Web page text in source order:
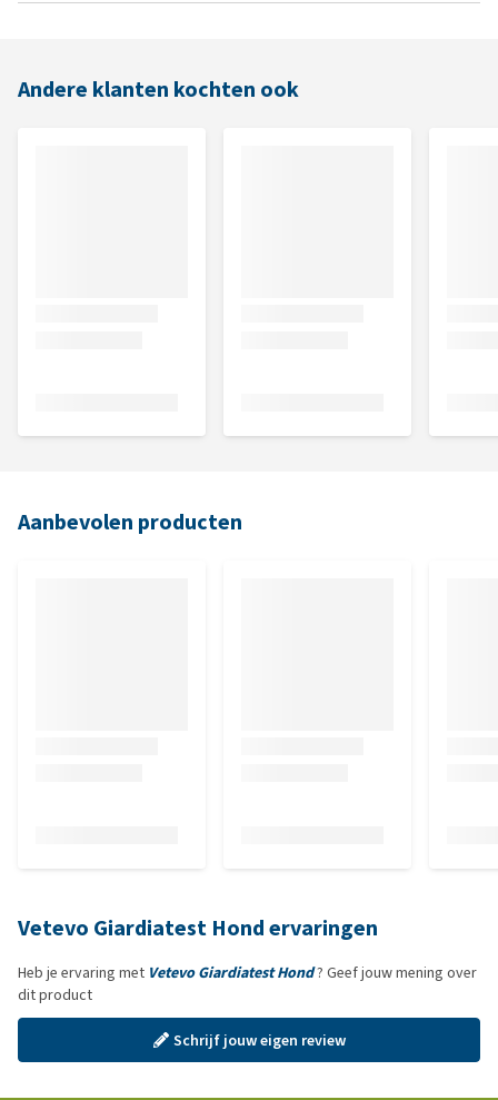
Andere klanten kochten ook
Aanbevolen producten
Vetevo Giardiatest Hond ervaringen
Heb je ervaring met Vetevo Giardiatest Hond? Geef jouw mening over
dit product
Schrijf jouw eigen review